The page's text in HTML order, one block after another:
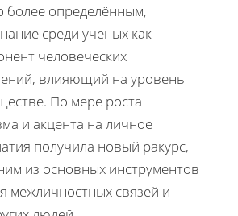
более определённым,
среди ученых как
человеческих
влияющий на уровень
По мере роста
и акцента на личное
получила новый ракурс,
из основных инструментов
межличностных связей и